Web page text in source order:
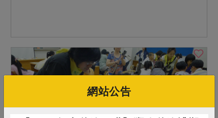
網站公告